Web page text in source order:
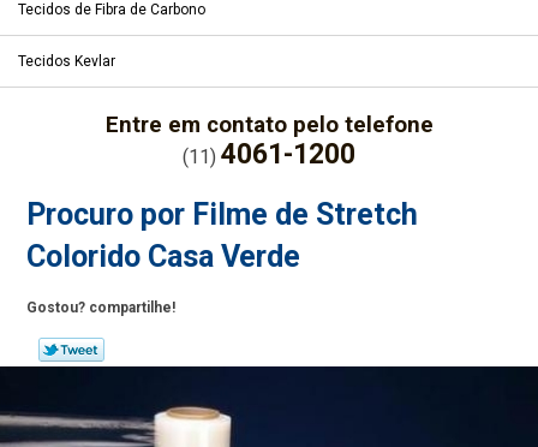
Tecidos de Fibra de Carbono
Tecidos Kevlar
Entre em contato pelo telefone
(11) 4061-1200
Procuro por Filme de Stretch
Colorido Casa Verde
Gostou? compartilhe!